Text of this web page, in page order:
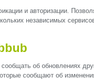
и авторизации.
независимых
сообщать об обновлениях
сообщают об